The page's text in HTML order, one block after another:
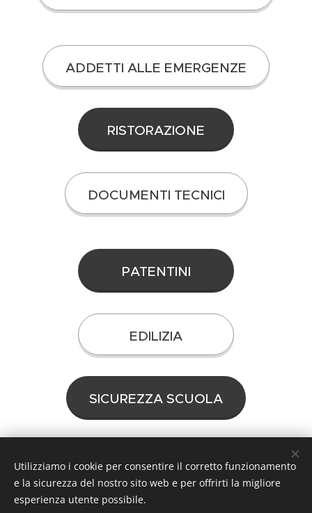
ADDETTI ALLE EMERGENZE
RISTORAZIONE
DOCUMENTI TECNICI
PATENTINI
EDILIZIA
SICUREZZA SCUOLA
© 2020 BenedettoFormazione. Tutti i diritti riservati.
creato da Benedetto Alessandro
Utilizziamo i cookie per consentire il corretto funzionamento
e la sicurezza del nostro sito web e per offrirti la migliore
esperienza utente possibile.